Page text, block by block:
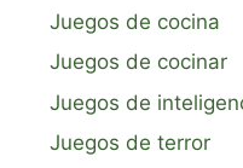
Juegos de cocina
Juegos de cocinar
Juegos de
Juegos de terror